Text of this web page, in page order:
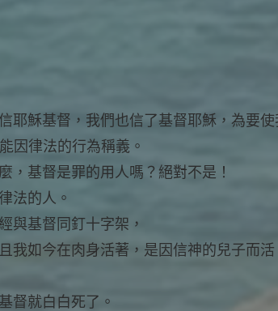
耶穌基督，我們也信了基督耶穌，為要
因律法的行為稱義。
，基督是罪的用人嗎？絕對不是！
法的人。
與基督同釘十字架，
我如今在肉身活著，是因信神的兒子而
督就白白死了。